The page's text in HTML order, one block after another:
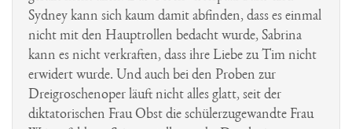
Sydney kann sich kaum damit abfinden, dass es einmal
nicht mit den Hauptrollen bedacht wurde, Sabrina
kann es nicht verkraften, dass ihre Liebe zu Tim nicht
erwidert wurde. Und auch bei den Proben zur
Dreigroschenoper läuft nicht alles glatt, seit der
diktatorischen Frau Obst die schülerzugewandte Frau